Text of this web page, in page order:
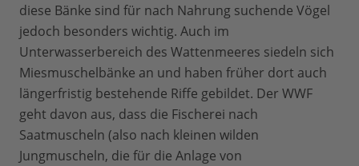
diese Bänke sind für nach Nahrung suchende Vögel
jedoch besonders wichtig. Auch im
Unterwasserbereich des Wattenmeeres siedeln sich
Miesmuschelbänke an und haben früher dort auch
längerfristig bestehende Riffe gebildet. Der WWF
geht davon aus, dass die Fischerei nach
Saatmuscheln (also nach kleinen wilden
Jungmuscheln, die für die Anlage von